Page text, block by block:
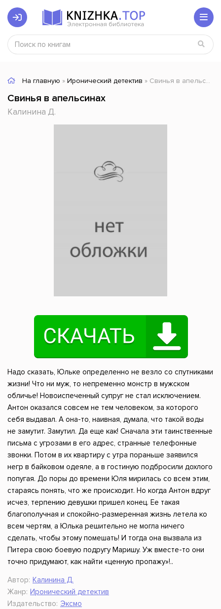
На главную » Иронический детектив » Свинья в апельсинах
Свинья в апельсинах
Калинина Д.
Надо сказать, Юльке определенно не везло со спутниками
жизни! Что ни муж, то непременно монстр в мужском
обличье! Новоиспеченный супруг не стал исключением.
Антон оказался совсем не тем человеком, за которого
себя выдавал. А она-то, наивная, думала, что такой воды
не замутит. Замутил. Да еще как! Сначала эти таинственные
письма с угрозами в его адрес, странные телефонные
звонки. Потом в их квартиру с утра пораньше заявился
негр в байковом одеяле, а в гостиную подбросили дохлого
попугая. До поры до времени Юля мирилась со всем этим,
стараясь понять, что же происходит. Но когда Антон вдруг
исчез, терпению девушки пришел конец. Ее такая
благополучная и спокойно-размеренная жизнь летела ко
всем чертям, а Юлька решительно не могла ничего
сделать, чтобы этому помешать! И тогда она вызвала из
Питера свою боевую подругу Маришу. Уж вместе-то они
точно придумают, как найти «ценную пропажу»!..
Автор: Калинина Д.
Жанр: Иронический детектив
Издательство: Эксмо